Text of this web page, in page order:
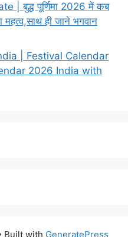
| बुद्ध पूर्णिमा 2026 में कब
ही जाने भगवान
| Festival Calendar
2026 India with
Built with GeneratePress